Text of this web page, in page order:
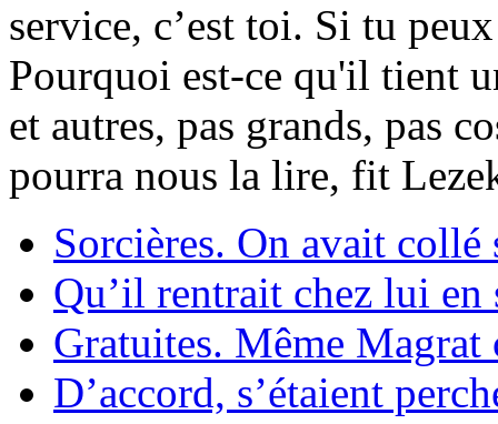
service, c’est toi. Si tu
Pourquoi est-ce qu'il tient
et autres, pas grands, pas
pourra nous la lire, fit
Sorcières. On avait collé
Qu’il rentrait chez lui en
Gratuites. Même Magrat
D’accord, s’étaient